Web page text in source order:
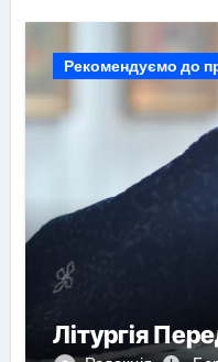
Рекомендуємо до
Літургія